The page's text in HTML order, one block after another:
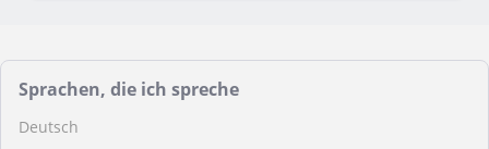
Sprachen, die ich spreche
Deutsch